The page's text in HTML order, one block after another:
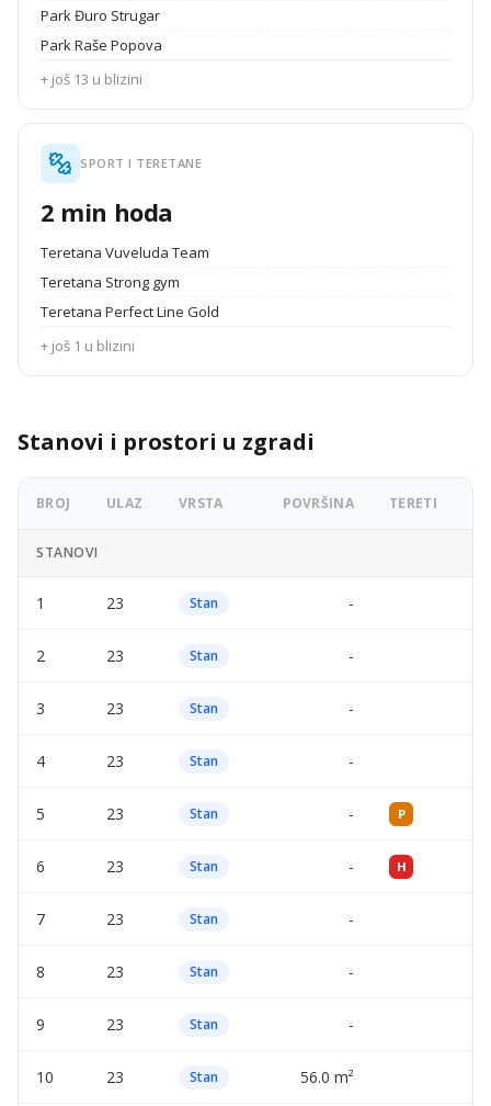
Park Đuro Strugar
Park Raše Popova
+ još 13 u blizini
SPORT I TERETANE
2 min hoda
Teretana Vuveluda Team
Teretana Strong gym
Teretana Perfect Line Gold
+ još 1 u blizini
Stanovi i prostori u zgradi
BROJ ULAZ VRSTA POVRŠINA TERETI
STANOVI
1 23 Stan -
2 23 Stan -
3 23 Stan -
4 23 Stan -
5 23 Stan - P
6 23 Stan - H
7 23 Stan -
8 23 Stan -
9 23 Stan -
10 23 Stan 56.0 m²